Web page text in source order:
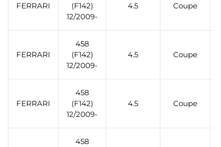
FERRARI
(F142)
12/2009-
4.5 Coupe
FERRARI
458
(F142)
12/2009-
4.5 Coupe
FERRARI
458
(F142)
12/2009-
4.5 Coupe
458